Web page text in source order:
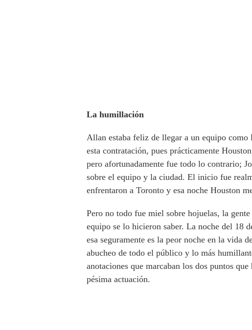
La humillación
Allan estaba feliz de llegar a un equipo
esta contratación, pues prácticamente
pero afortunadamente fue todo lo contrario;
sobre el equipo y la ciudad. El inicio fue
enfrentaron a Toronto y esa noche Houston
Pero no todo fue miel sobre hojuelas, la
equipo se lo hicieron saber. La noche del 18
esa seguramente es la peor noche en la vida
abucheo de todo el público y lo más
anotaciones que marcaban los dos puntos
pésima actuación.